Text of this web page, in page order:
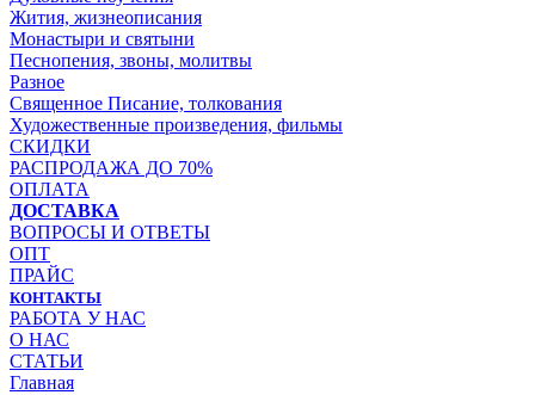
Жития, жизнеописания
Монастыри и святыни
Песнопения, звоны, молитвы
Разное
Священное Писание, толкования
Художественные произведения, фильмы
СКИДКИ
РАСПРОДАЖА ДО 70%
ОПЛАТА
ДОСТАВКА
ВОПРОСЫ И ОТВЕТЫ
ОПТ
ПРАЙС
КОНТАКТЫ
РАБОТА У НАС
О НАС
СТАТЬИ
Главная